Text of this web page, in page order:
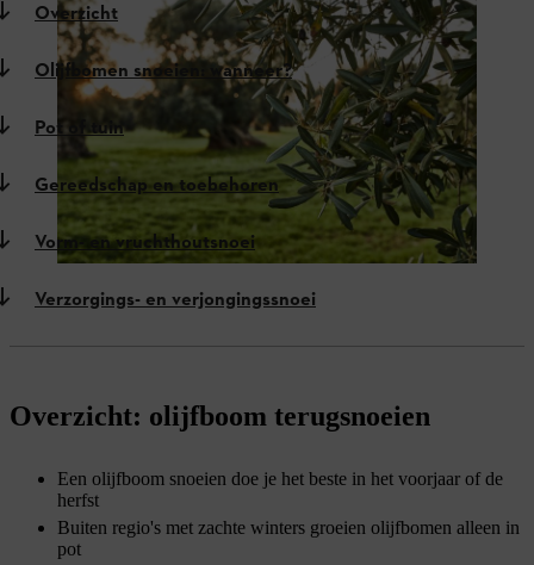
Overzicht
Olijfbomen snoeien: wanneer?
Pot of tuin
Gereedschap en toebehoren
Vorm- en vruchthoutsnoei
Verzorgings- en verjongingssnoei
Overzicht: olijfboom terugsnoeien
Een olijfboom snoeien doe je het beste in het voorjaar of de
herfst
Buiten regio's met zachte winters groeien olijfbomen alleen in
pot